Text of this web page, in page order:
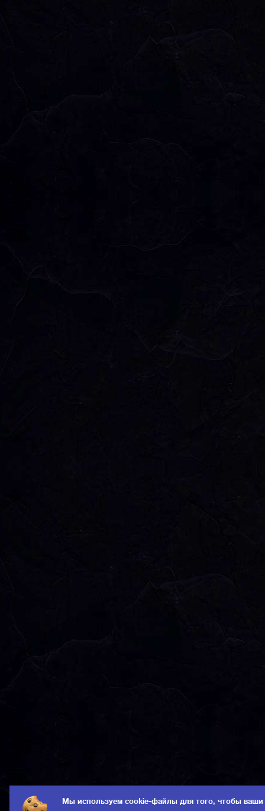
Мы используем cookie-файлы для того, чтобы